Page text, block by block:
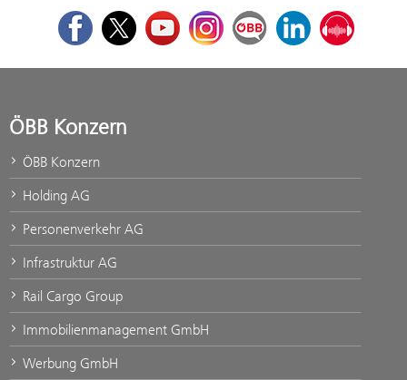
FacebookTwitterYoutubeInstagramÖBB Corporate Blog
LinkedInPodcast
ÖBB Konzern
ÖBB Konzern
Holding AG
Personenverkehr AG
Infrastruktur AG
Rail Cargo Group
Immobilienmanagement GmbH
Werbung GmbH